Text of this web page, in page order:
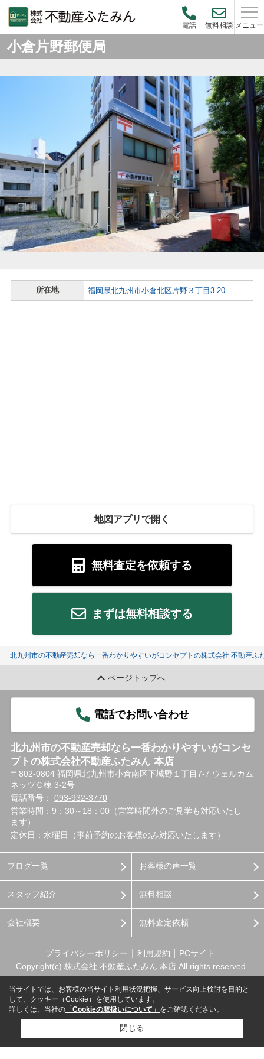
電話 無料相談 メニュー
小倉片野郵便局
所在地 福岡県北九州市小倉北区片野３丁目3-20
地図アプリで開く
無料査定を依頼する
まずは無料相談する
北九州市の不動産売却なら一番わかりやすいがコンセプトの株式会社 不動産ふ
ページトップへ
電話でお問い合わせ
北九州市の不動産売却なら一番わかりやすいがコンセ
プトの株式会社不動産ふたみん 本店
〒802-0804 福岡県北九州市小倉南区下城野１丁目7-7 ウェルカム
ネッツＣ棟 3-2号
電話番号： 093-932-3770
営業時間：9：30～18：00（営業時間外のご見学も対応いたし
ます）
定休日：水曜日（事前予約のお客様のみ対応いたします）
ブログ一覧
スタッフ紹介
会社概要
お客様の声一覧
無料相談
無料査定依頼
プライバシーポリシー 利用規約
PCサイト
Copyright(c) 株式会社 不動産ふたみん 本店 All rights reserved.
当サイトでは、お客様の当サイト利用状況把握、サービス向上検討を目的と
して、クッキー（Cookie）を使用しています。
詳しくは、当社の 「Cookieの取扱いについて」 をご確認ください。
閉じる